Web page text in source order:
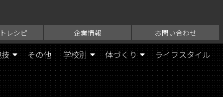
レシピ 企業情報 お問い合わせ
その他 学校別 体づくり ライフスタイル